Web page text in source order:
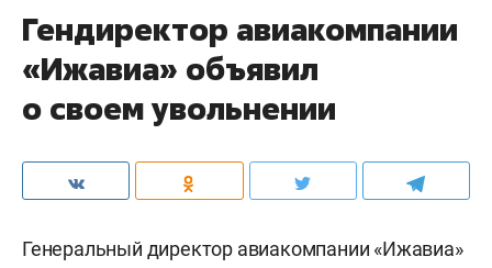
Гендиректор авиакомпании
«Ижавиа» объявил
о своем увольнении
Генеральный директор авиакомпании «Ижавиа»